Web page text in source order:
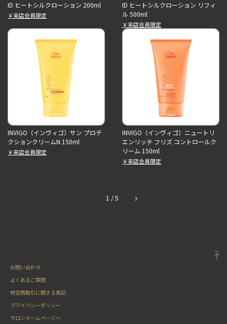
ID ヒートシルクローション 200ml
￥来店会員限定
ID ヒートシルクローション リフィ
ル 500ml
￥来店会員限定
INVIGO（インヴィゴ）サン プロテ
クションクリームN 150ml
￥来店会員限定
INVIGO（インヴィゴ）ニュートリ
エンリッチ フリズ コントロールク
リーム 150ml
￥来店会員限定
1 /5
お問い合わせ
よくあるご質問
特定商取引に関する表記
プライバシーポリシー
サロンホームページへ